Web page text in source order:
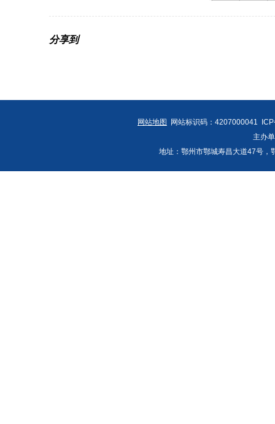
分享到
网站地图
网站标识码：4207000041
主办
地址：鄂州市鄂城寿昌大道47号